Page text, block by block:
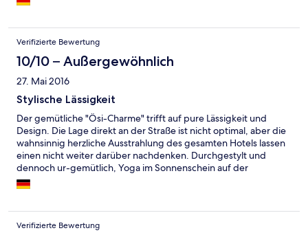
Verifizierte Bewertung
10/10 – Außergewöhnlich
27. Mai 2016
Stylische Lässigkeit
Der gemütliche "Ösi-Charme" trifft auf pure Lässigkeit und
Design. Die Lage direkt an der Straße ist nicht optimal, aber die
wahnsinnig herzliche Ausstrahlung des gesamten Hotels lassen
einen nicht weiter darüber nachdenken. Durchgestylt und
dennoch ur-gemütlich, Yoga im Sonnenschein auf der
Dachterrasse, frische Burger abends vom offenen Grill mit Blick
auf die Bergkulisse - hier stimmt echt alles. Supernettes
noch viele Male wiederkommen lassen!
Verifizierte Bewertung